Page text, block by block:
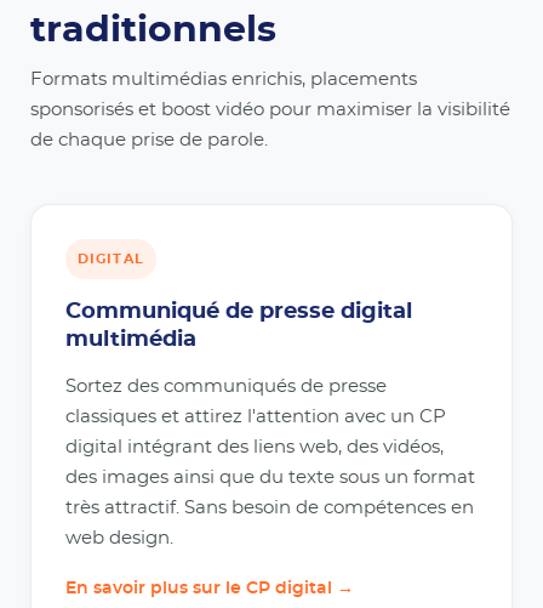
traditionnels
Formats multimédias enrichis, placements
sponsorisés et boost vidéo pour maximiser la visibilité
de chaque prise de parole.
DIGITAL
Communiqué de presse digital
multimédia
Sortez des communiqués de presse
classiques et attirez l'attention avec un CP
digital intégrant des liens web, des vidéos,
des images ainsi que du texte sous un format
très attractif. Sans besoin de compétences en
web design.
En savoir plus sur le CP digital →